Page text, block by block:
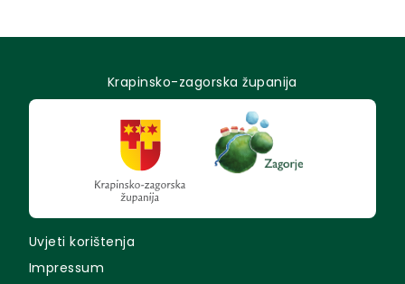
Krapinsko-zagorska županija
Uvjeti korištenja
Impressum